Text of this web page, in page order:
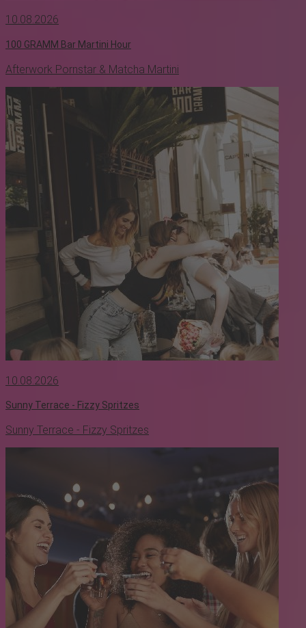
10.08.2026
100 GRAMM Bar Martini Hour
Afterwork Pornstar & Matcha Martini
10.08.2026
Sunny Terrace - Fizzy Spritzes
Sunny Terrace - Fizzy Spritzes